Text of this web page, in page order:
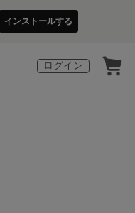
インストールする
ログイン